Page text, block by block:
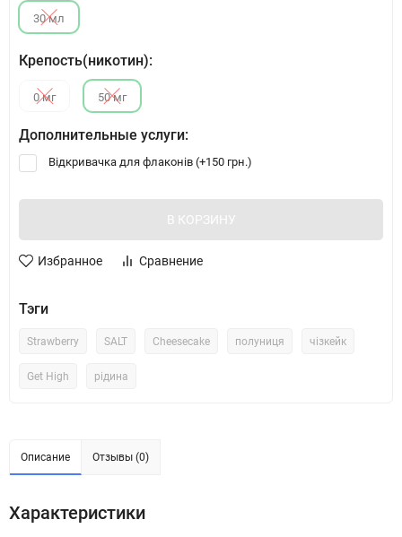
30 мл
Крепость(никотин):
0 мг 50 мг
Дополнительные услуги:
Відкривачка для флаконів (+150 грн.)
В КОРЗИНУ
Избранное Сравнение
Тэги
Strawberry SALT Cheesecake полуниця чізкейк
Get High рідина
Описание Отзывы (0)
Характеристики